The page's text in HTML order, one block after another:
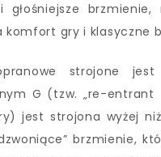
głośniejsze
komfort gry i klasyczne
strojone
G (tzw. „re-
jest strojona wyżej
brzmienie,